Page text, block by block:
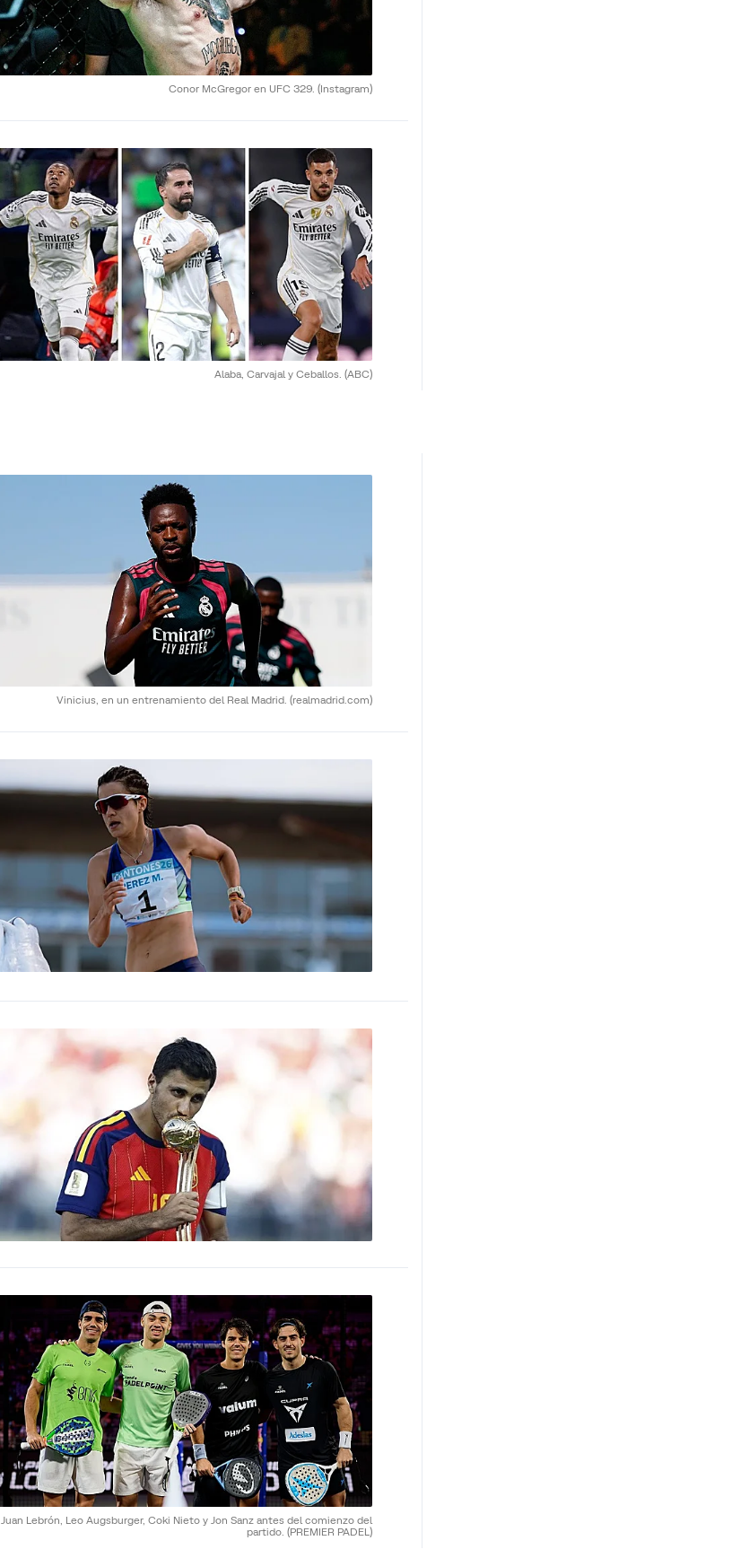
Conor McGregor en UFC 329. (Instagram)
Alaba, Carvajal y Ceballos. (ABC)
Vinicius, en un entrenamiento del Real Madrid. (realmadrid.com)
Juan Lebrón, Leo Augsburger, Coki Nieto y Jon Sanz antes del comienzo del
partido. (PREMIER PADEL)